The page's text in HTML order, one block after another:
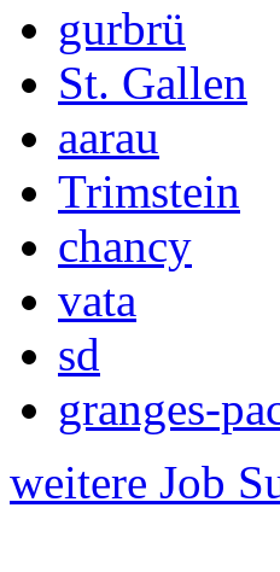
gurbrü
St. Gallen
aarau
Trimstein
chancy
vata
sd
granges-
weitere Job